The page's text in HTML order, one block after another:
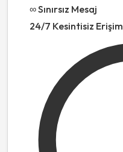
∞Sınırsız Mesaj
24/7 Kesintisiz Erişim